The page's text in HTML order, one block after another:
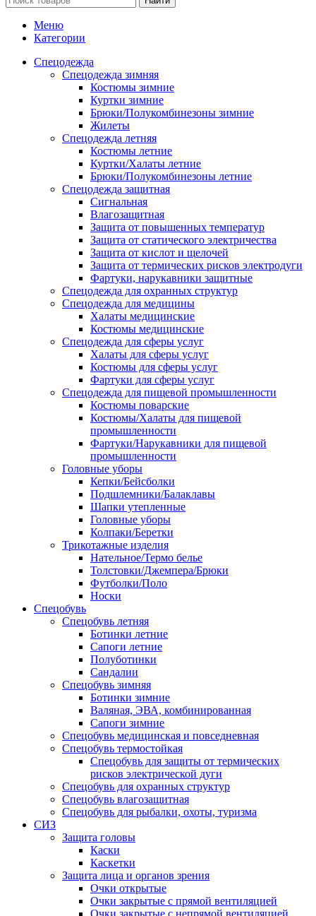
Меню
Категории
Спецодежда
Спецодежда зимняя
Костюмы зимние
Куртки зимние
Брюки/Полукомбинезоны зимние
Жилеты
Спецодежда летняя
Костюмы летние
Куртки/Халаты летние
Брюки/Полукомбинезоны летние
Спецодежда защитная
Сигнальная
Влагозащитная
Защита от повышенных температур
Защита от статического электричества
Защита от кислот и щелочей
Защита от термических рисков электродуги
Фартуки, нарукавники защитные
Спецодежда для охранных структур
Спецодежда для медицины
Халаты медицинские
Костюмы медицинские
Спецодежда для сферы услуг
Халаты для сферы услуг
Костюмы для сферы услуг
Фартуки для сферы услуг
Спецодежда для пищевой промышленности
Костюмы поварские
Костюмы/Халаты для пищевой
промышленности
Фартуки/Нарукавники для пищевой
промышленности
Головные уборы
Кепки/Бейсболки
Подшлемники/Балаклавы
Шапки утепленные
Головные уборы
Колпаки/Беретки
Трикотажные изделия
Нательное/Термо белье
Толстовки/Джемпера/Брюки
Футболки/Поло
Носки
Спецобувь
Спецобувь летняя
Ботинки летние
Сапоги летние
Полуботинки
Сандалии
Спецобувь зимняя
Ботинки зимние
Валяная, ЭВА, комбинированная
Сапоги зимние
Спецобувь медицинская и повседневная
Спецобувь термостойкая
Спецобувь для защиты от термических
рисков электрической дуги
Спецобувь для охранных структур
Спецобувь влагозащитная
Спецобувь для рыбалки, охоты, туризма
СИЗ
Защита головы
Каски
Каскетки
Защита лица и органов зрения
Очки открытые
Очки закрытые с прямой вентиляцией
Очки закрытые с непрямой вентиляцией